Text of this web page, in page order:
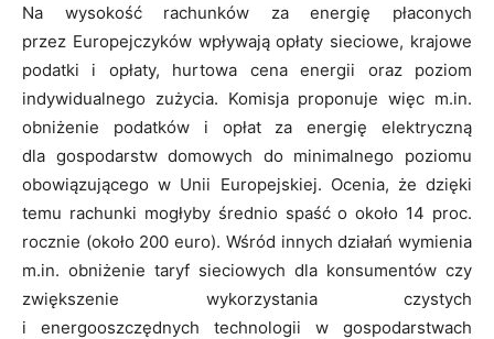
Na wysokość rachunków za energię płaconych
przez Europejczyków wpływają opłaty sieciowe, krajowe
podatki i opłaty, hurtowa cena energii oraz poziom
indywidualnego zużycia. Komisja proponuje więc m.in.
obniżenie podatków i opłat za energię elektryczną
dla gospodarstw domowych do minimalnego poziomu
obowiązującego w Unii Europejskiej. Ocenia, że dzięki
temu rachunki mogłyby średnio spaść o około 14 proc.
rocznie (około 200 euro). Wśród innych działań wymienia
m.in. obniżenie taryf sieciowych dla konsumentów czy
zwiększenie wykorzystania czystych
i energooszczędnych technologii w gospodarstwach